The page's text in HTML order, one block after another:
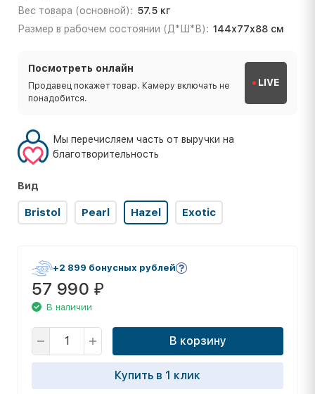
Вес товара (основной): 57.5 кг
Размер в рабочем состоянии (Д*Ш*В): 144х77х88 см
Посмотреть онлайн
Продавец покажет товар. Камеру включать не
понадобится.
LIVE
Мы перечисляем часть от выручки на
благотворительность
Вид
Bristol Pearl Hazel Exotic
+2 899 бонусных рублей
57 990 ₽
В наличии
В корзину
Купить в 1 клик